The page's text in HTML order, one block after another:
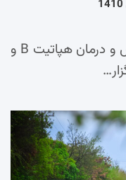
همایش کشوری روش‌های تشخیص و درمان هپاتیت B و